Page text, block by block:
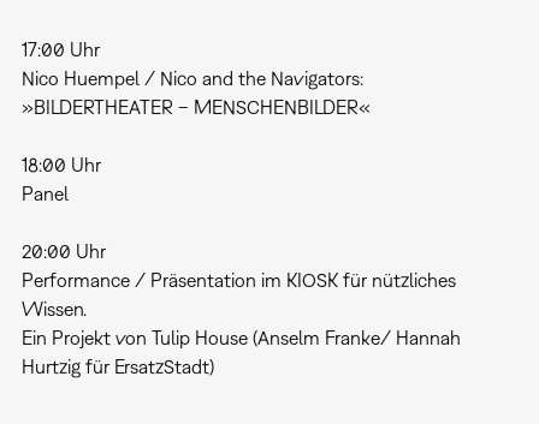
17:00 Uhr
Nico Huempel / Nico and the Navigators:
»BILDERTHEATER – MENSCHENBILDER«
18:00 Uhr
Panel
20:00 Uhr
Performance / Präsentation im KIOSK für nützliches
Wissen.
Ein Projekt von Tulip House (Anselm Franke/ Hannah
Hurtzig für ErsatzStadt)